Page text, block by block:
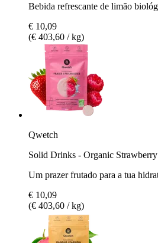
Bebida refrescante de limão
€ 10,09
(€ 403,60 / kg)
Qwetch
Solid Drinks - Organic
Um prazer frutado para a tua
€ 10,09
(€ 403,60 / kg)